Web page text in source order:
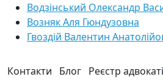
Водзінський Олександр
Возняк Аля Гюндузовна
Гвоздій Валентин
Контакти Блог Реєстр